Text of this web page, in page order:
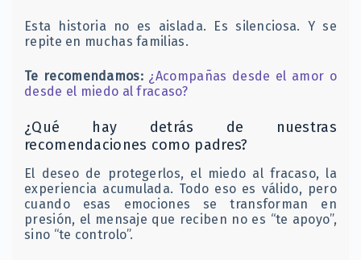
Esta historia no es aislada. Es silenciosa. Y se
repite en muchas familias.
Te recomendamos: ¿Acompañas desde el amor o
desde el miedo al fracaso?
¿Qué hay detrás de nuestras
recomendaciones como padres?
El deseo de protegerlos, el miedo al fracaso, la
experiencia acumulada. Todo eso es válido, pero
cuando esas emociones se transforman en
presión, el mensaje que reciben no es “te apoyo”,
sino “te controlo”.